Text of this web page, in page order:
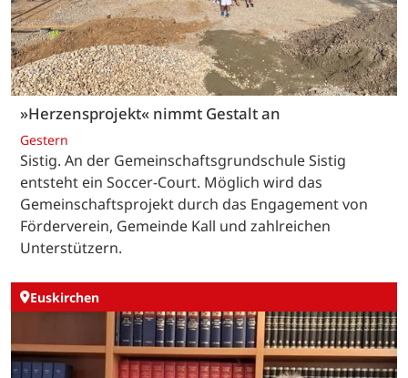
»Herzensprojekt« nimmt Gestalt an
Gestern
Sistig. An der Gemeinschaftsgrundschule Sistig
entsteht ein Soccer-Court. Möglich wird das
Gemeinschaftsprojekt durch das Engagement von
Förderverein, Gemeinde Kall und zahlreichen
Unterstützern.
Euskirchen